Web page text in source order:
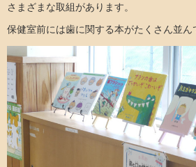
さまざまな取組があります。
保健室前には歯に関する本がたくさん並ん